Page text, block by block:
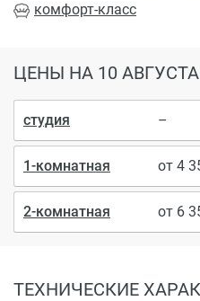
комфорт-класс
ЦЕНЫ НА 10
студия –
1-комнатная от4
2-комнатная от 6
ТЕХНИЧЕСКИЕ